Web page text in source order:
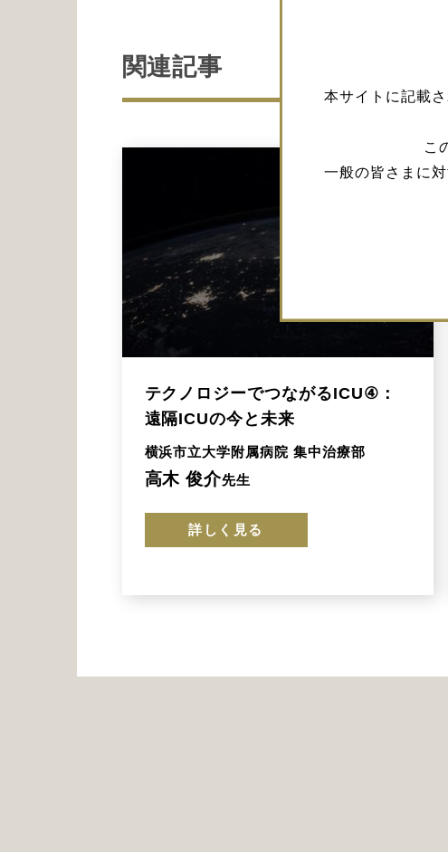
本サイトに記載
こ
一般の皆さまに
関連記事
テクノロジーでつながるICU④：
遠隔ICUの今と未来
横浜市立大学附属病院 集中治療部
高木 俊介先生
詳しく見る